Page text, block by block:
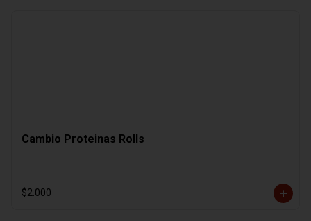
Cambio Proteinas Rolls
$2.000